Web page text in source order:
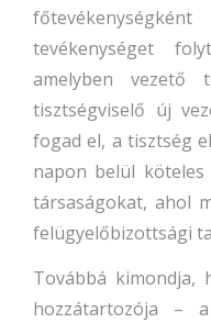
tevékenységet
amelyben vezető
tisztségviselő új
fogad el, a tisztség
napon belül
társaságokat, ahol
felügyelőbizottsági
Továbbá kimondja,
hozzátartozója –